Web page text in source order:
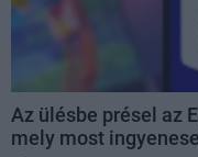
Az ülésbe présel az
mely most